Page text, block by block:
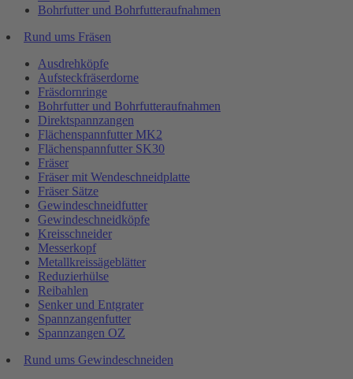
Bohrfutter und Bohrfutteraufnahmen
Rund ums Fräsen
Ausdrehköpfe
Aufsteckfräserdorne
Fräsdornringe
Bohrfutter und Bohrfutteraufnahmen
Direktspannzangen
Flächenspannfutter MK2
Flächenspannfutter SK30
Fräser
Fräser mit Wendeschneidplatte
Fräser Sätze
Gewindeschneidfutter
Gewindeschneidköpfe
Kreisschneider
Messerkopf
Metallkreissägeblätter
Reduzierhülse
Reibahlen
Senker und Entgrater
Spannzangenfutter
Spannzangen OZ
Rund ums Gewindeschneiden